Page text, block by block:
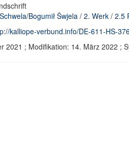
Bogumił Šwjela/ 2. Werk/ 2.5
kalliope-verbund.info/DE-611-HS-
2021 ; Modifikation: 14. März 2022 ;